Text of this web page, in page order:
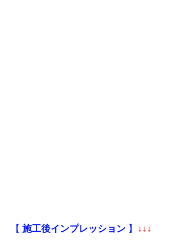
【 施工後インプレッション 】 ↓↓↓